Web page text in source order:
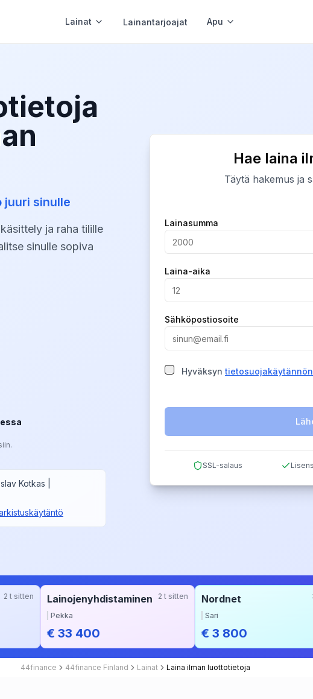
Lainat
vakuutta
Lainantarjoajat Apu
juuri sinulle
ja raha tilille
sinulle sopiva
Kotkas
Hae laina
Täytä hakemus ja
Company
Lainasumma
Laina-aika
Sähköpostiosoite
Hyväksyn tietosuojakäytännön
SSL-salaus
Lainojenyhdistaminen 2 t sitten
€ 33 400
Nordnet
€ 3 800
44finance 44finance Finland Lainat Laina ilman luottotietoja